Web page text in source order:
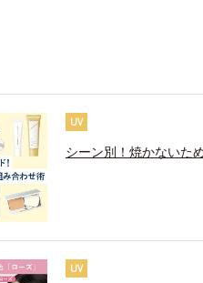
UV
シーン別！焼かないた
UV